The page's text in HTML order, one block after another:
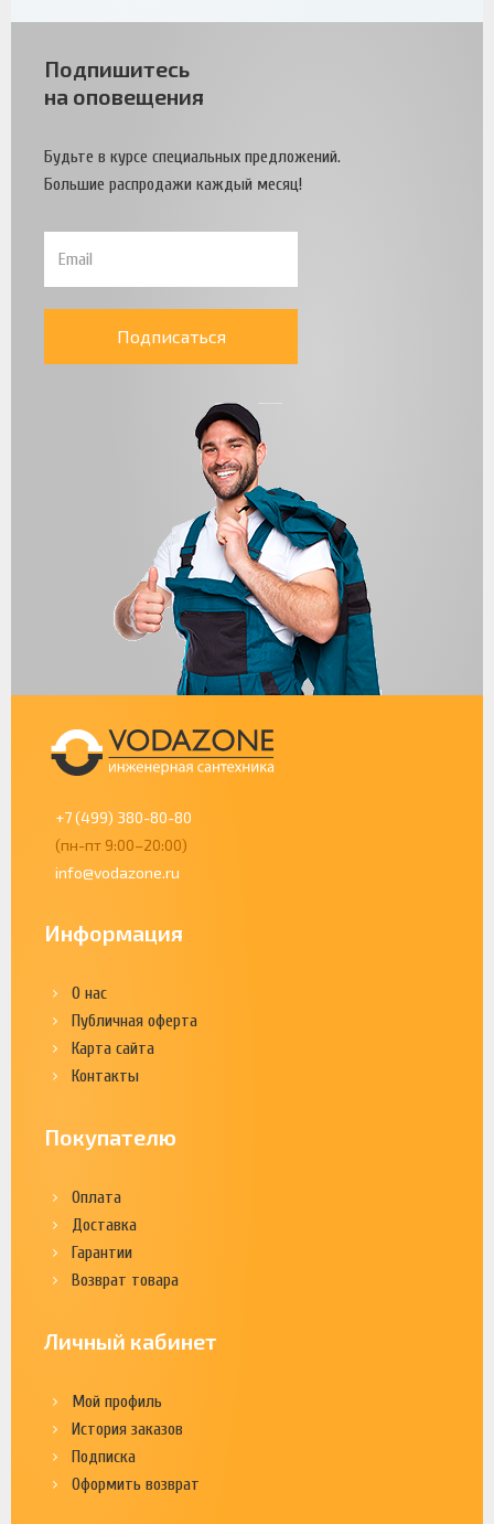
Подпишитесь
на оповещения
Будьте в курсе специальных предложений.
Большие распродажи каждый месяц!
Подписаться
+7 (499) 380-80-80
(пн-пт 9:00–20:00)
info@vodazone.ru
Информация
О нас
Публичная оферта
Карта сайта
Контакты
Покупателю
Оплата
Доставка
Гарантии
Возврат товара
Личный кабинет
Мой профиль
История заказов
Подписка
Оформить возврат